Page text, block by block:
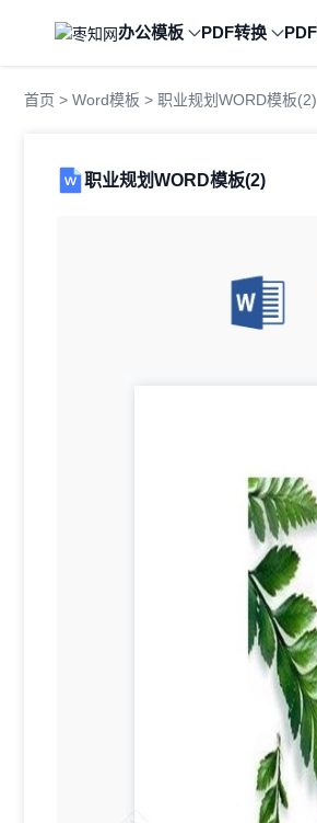
办公模板 PDF转换
首页 > Word模板 > 职业规划WORD模板(2)
职业规划WORD模板(2)